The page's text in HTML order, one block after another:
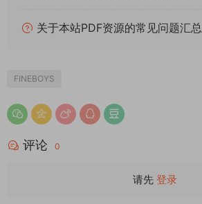
关于本站PDF资源的常见问题汇
FINEBOYS
评论 0
请先 登录